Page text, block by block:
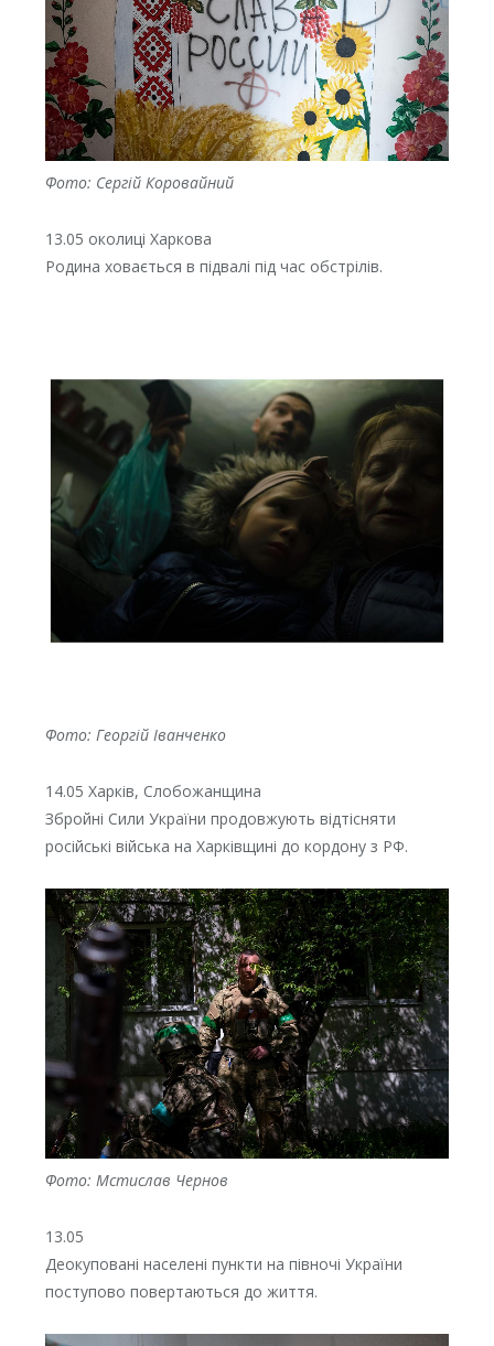
Фото: Сергій Коровайний
13.05 околиці Харкова
Родина ховається в підвалі під час обстрілів.
Фото: Георгій Іванченко
14.05 Харків, Слобожанщина
Збройні Сили України продовжують відтісняти
російські війська на Харківщині до кордону з РФ.
Фото: Мстислав Чернов
13.05
Деокуповані населені пункти на півночі України
поступово повертаються до життя.